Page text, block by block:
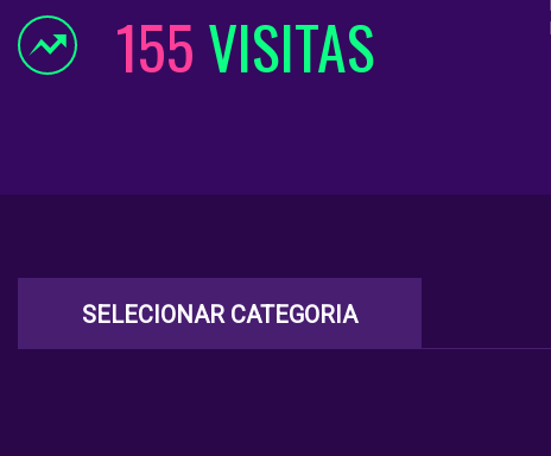
155VISITAS
SELECIONAR CATEGORIA